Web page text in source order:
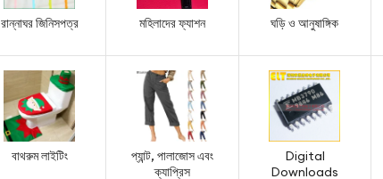
রান্নাঘর জিনিসপত্র মহিলাদের ফ্যাশন ঘড়ি ও আনুষাঙ্গিক
বাথরুম লাইটিং
প্যান্ট, পালাজোস এবং
ক্যাপ্রিস
Digital
Downloads